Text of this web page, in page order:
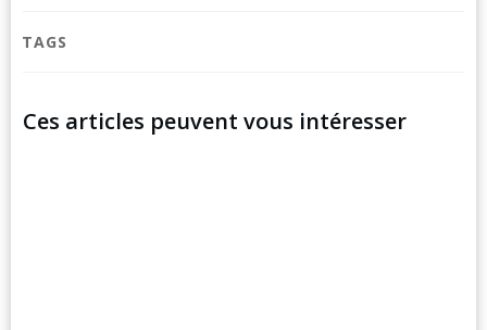
TAGS
Ces articles peuvent vous intéresser